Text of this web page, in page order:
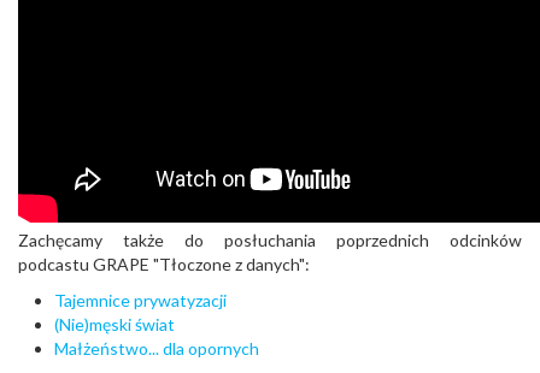
Zachęcamy także do posłuchania poprzednich odcinków
podcastu GRAPE "Tłoczone z danych":
Tajemnice prywatyzacji
(Nie)męski świat
Małżeństwo... dla opornych